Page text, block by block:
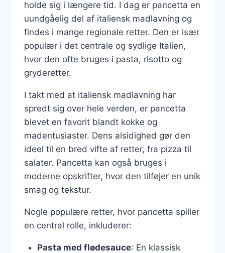
holde sig i længere tid. I dag er pancetta en
uundgåelig del af italiensk madlavning og
findes i mange regionale retter. Den er især
populær i det centrale og sydlige Italien,
hvor den ofte bruges i pasta, risotto og
gryderetter.
I takt med at italiensk madlavning har
spredt sig over hele verden, er pancetta
blevet en favorit blandt kokke og
madentusiaster. Dens alsidighed gør den
ideel til en bred vifte af retter, fra pizza til
salater. Pancetta kan også bruges i
moderne opskrifter, hvor den tilføjer en unik
smag og tekstur.
Nogle populære retter, hvor pancetta spiller
en central rolle, inkluderer:
Pasta med flødesauce: En klassisk